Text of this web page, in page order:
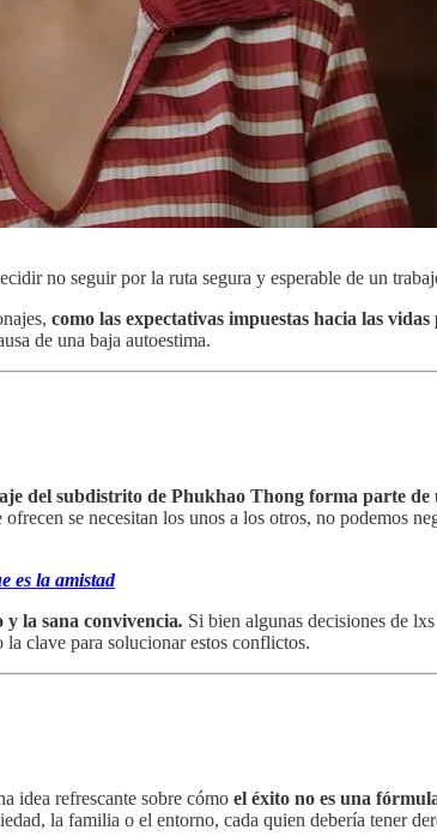
no seguir por la ruta segura y esperable de un
como las expectativas impuestas hacia las
de una baja autoestima.
del subdistrito de Phukhao Thong forma parte
se necesitan los unos a los otros, no podemos
es la amistad
la sana convivencia. Si bien algunas decisiones de
clave para solucionar estos conflictos.
idea refrescante sobre cómo el éxito no es una
la familia o el entorno, cada quien debería tener